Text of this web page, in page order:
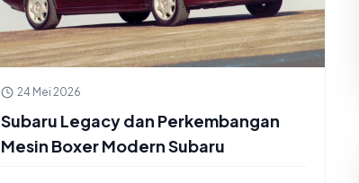
24 Mei 2026
Subaru Legacy dan Perkembangan
Mesin Boxer Modern Subaru